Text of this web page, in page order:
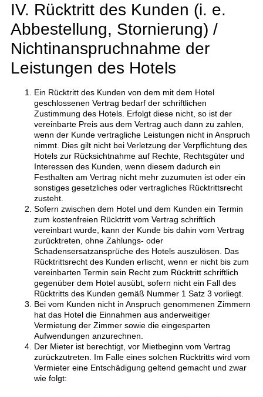
IV. Rücktritt des Kunden (i. e.
Abbestellung, Stornierung) /
Nichtinanspruchnahme der
Leistungen des Hotels
Ein Rücktritt des Kunden von dem mit dem Hotel
geschlossenen Vertrag bedarf der schriftlichen
Zustimmung des Hotels. Erfolgt diese nicht, so ist der
vereinbarte Preis aus dem Vertrag auch dann zu zahlen,
wenn der Kunde vertragliche Leistungen nicht in Anspruch
nimmt. Dies gilt nicht bei Verletzung der Verpflichtung des
Hotels zur Rücksichtnahme auf Rechte, Rechtsgüter und
Interessen des Kunden, wenn diesem dadurch ein
Festhalten am Vertrag nicht mehr zuzumuten ist oder ein
sonstiges gesetzliches oder vertragliches Rücktrittsrecht
zusteht.
Sofern zwischen dem Hotel und dem Kunden ein Termin
zum kostenfreien Rücktritt vom Vertrag schriftlich
vereinbart wurde, kann der Kunde bis dahin vom Vertrag
zurücktreten, ohne Zahlungs- oder
Schadensersatzansprüche des Hotels auszulösen. Das
Rücktrittsrecht des Kunden erlischt, wenn er nicht bis zum
vereinbarten Termin sein Recht zum Rücktritt schriftlich
gegenüber dem Hotel ausübt, sofern nicht ein Fall des
Rücktritts des Kunden gemäß Nummer 1 Satz 3 vorliegt.
Bei vom Kunden nicht in Anspruch genommenen Zimmern
hat das Hotel die Einnahmen aus anderweitiger
Vermietung der Zimmer sowie die eingesparten
Aufwendungen anzurechnen.
Der Mieter ist berechtigt, vor Mietbeginn vom Vertrag
zurückzutreten. Im Falle eines solchen Rücktritts wird vom
Vermieter eine Entschädigung geltend gemacht und zwar
wie folgt: